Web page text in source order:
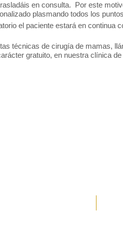
en consulta. Por este
plasmando todos los
el paciente estará en continua
técnicas de cirugía de mamas,
gratuito, en nuestra clínica